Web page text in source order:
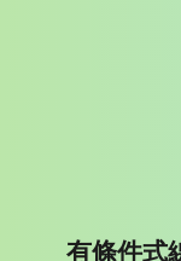
有條件式